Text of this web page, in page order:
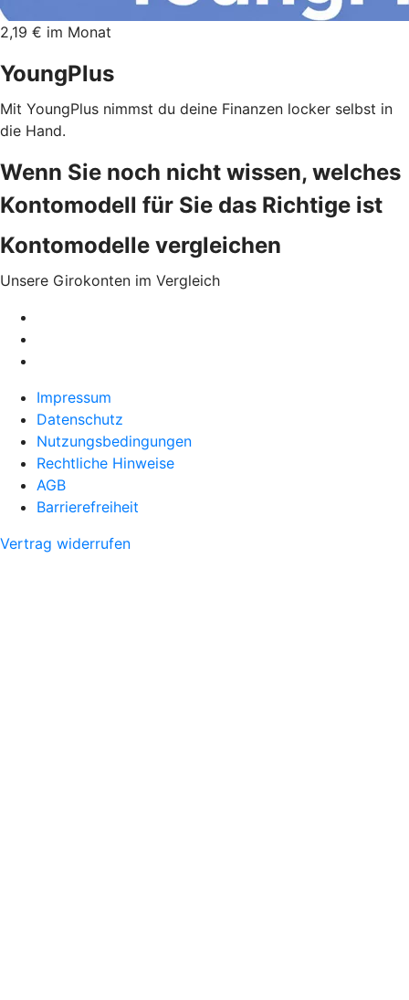
2,19 € im Monat
YoungPlus
Mit YoungPlus nimmst du deine Finanzen locker selbst in
die Hand.
Wenn Sie noch nicht wissen, welches
Kontomodell für Sie das Richtige ist
Kontomodelle vergleichen
Unsere Girokonten im Vergleich
Impressum
Datenschutz
Nutzungsbedingungen
Rechtliche Hinweise
AGB
Barrierefreiheit
Vertrag widerrufen